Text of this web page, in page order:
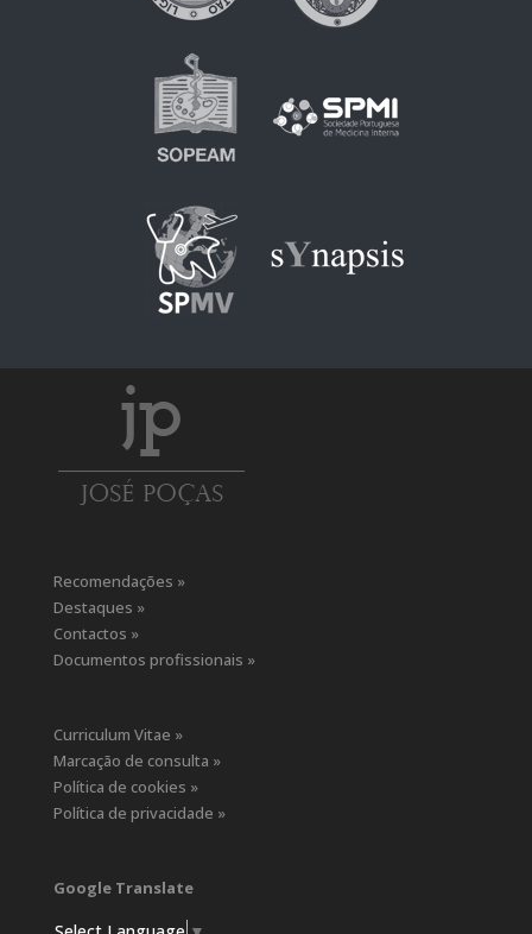
Recomendações »
Destaques »
Contactos »
Documentos profissionais »
Curriculum Vitae »
Marcação de consulta »
Política de cookies »
Política de privacidade »
Google Translate